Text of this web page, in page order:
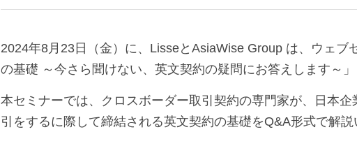
2024年8月23日（金）に、LisseとAsiaWise Group は、ウェブ
基礎 ～今さら聞けない、英文契約の疑問にお答えします～」
本セミナーでは、クロスボーダー取引契約の専門家が、日本
引をするに際して締結される英文契約の基礎をQ&A形式で解説